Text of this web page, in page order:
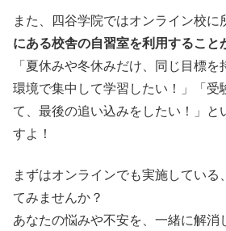
また、四谷学院ではオンライン校に
にある校舎の自習室を利用すること
「夏休みや冬休みだけ、同じ目標
環境で集中して学習したい！」「受
て、最後の追い込みをしたい！」と
すよ！
まずはオンラインでも実施している、
てみませんか？
あなたの悩みや不安を、一緒に解消